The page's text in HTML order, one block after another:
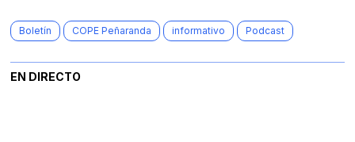
Boletín COPE Peñaranda informativo Podcast
EN DIRECTO